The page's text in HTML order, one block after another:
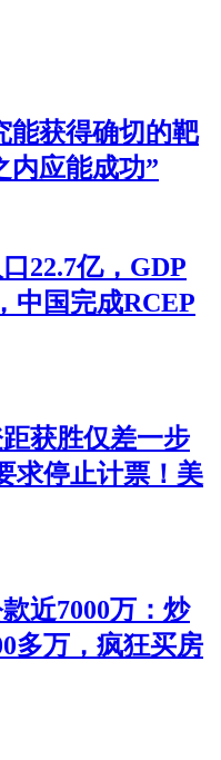
能获得确切的靶
内应能成功”
22.7亿，GDP
中国完成RCEP
获胜仅差一步
求停止计票！美
近7000万：炒
多万，疯狂买房